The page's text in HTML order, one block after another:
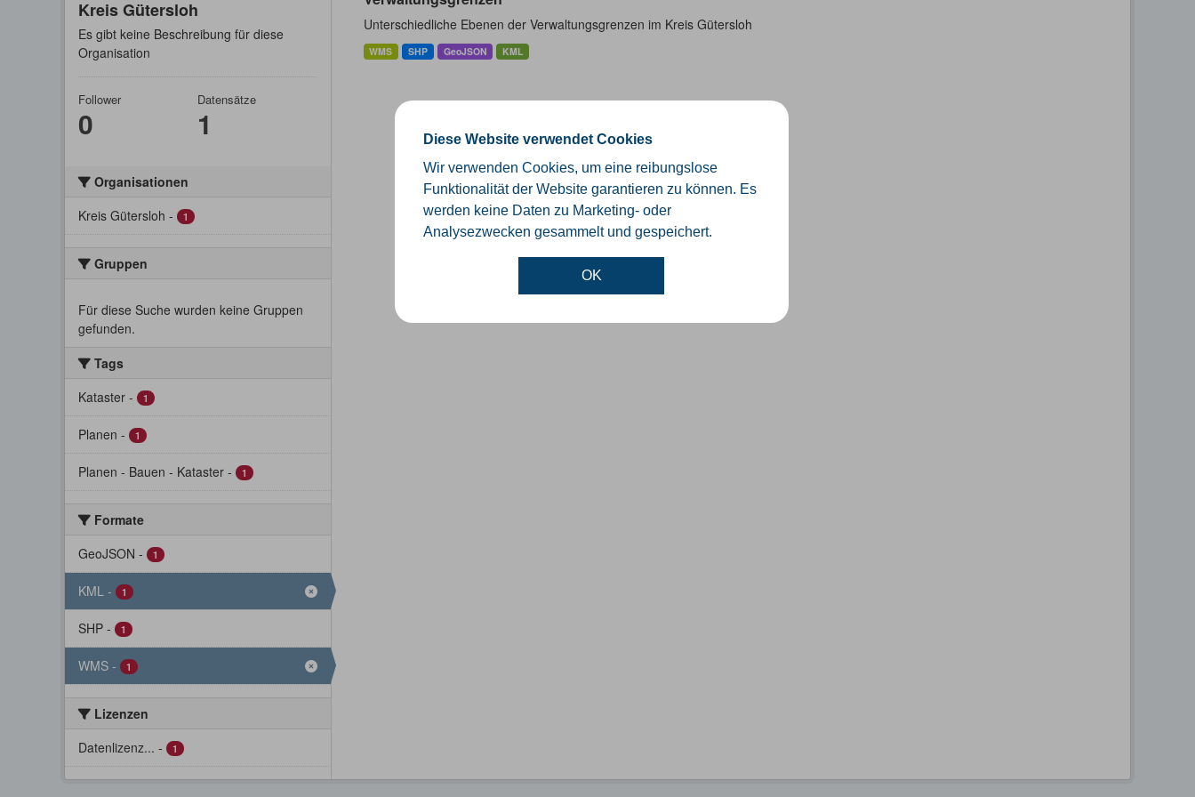
Diese Website verwendet Cookies
Wir verwenden Cookies, um eine reibungslose
Funktionalität der Website garantieren zu können. Es
werden keine Daten zu Marketing- oder
Analysezwecken gesammelt und gespeichert.
OK
Kreis Gütersloh
Es gibt keine Beschreibung für diese
Organisation
Follower
0
Datensätze
1
Organisationen
Kreis Gütersloh - 1
Gruppen
Für diese Suche wurden keine Gruppen
gefunden.
Tags
Kataster - 1
Planen - 1
Planen - Bauen - Kataster - 1
Formate
GeoJSON - 1
KML - 1
SHP - 1
WMS - 1
Lizenzen
Datenlizenz... - 1
Unterschiedliche Ebenen der Verwaltungsgrenzen im Kreis Gütersloh
WMS SHP GeoJSON KML